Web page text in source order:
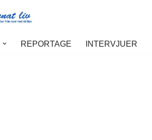
REPORTAGE INTERVJUER